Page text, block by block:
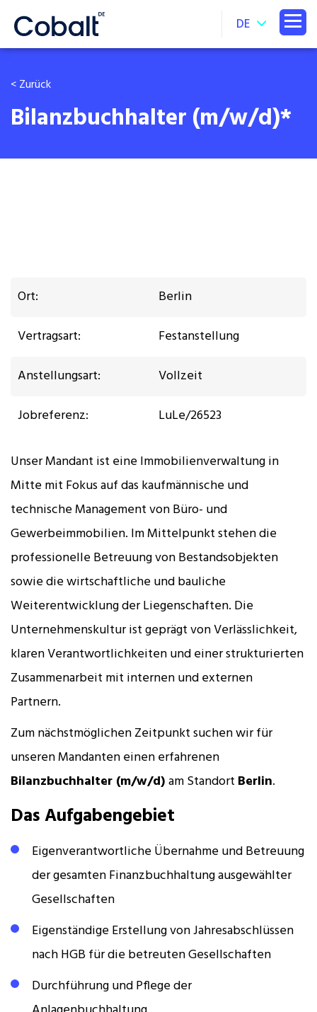
DE
< Zurück
Bilanzbuchhalter (m/w/d)*
Ort:
Berlin
Vertragsart:
Festanstellung
Anstellungsart:
Vollzeit
Jobreferenz:
LuLe/26523
Unser Mandant ist eine Immobilienverwaltung in
Mitte mit Fokus auf das kaufmännische und
technische Management von Büro- und
Gewerbeimmobilien. Im Mittelpunkt stehen die
professionelle Betreuung von Bestandsobjekten
sowie die wirtschaftliche und bauliche
Weiterentwicklung der Liegenschaften. Die
Unternehmenskultur ist geprägt von Verlässlichkeit,
klaren Verantwortlichkeiten und einer strukturierten
Zusammenarbeit mit internen und externen
Partnern.
Zum nächstmöglichen Zeitpunkt suchen wir für
unseren Mandanten einen erfahrenen
Bilanzbuchhalter (m/w/d)am Standort Berlin.
Das Aufgabengebiet
Eigenverantwortliche Übernahme und Betreuung
der gesamten Finanzbuchhaltung ausgewählter
Gesellschaften
Eigenständige Erstellung von Jahresabschlüssen
nach HGB für die betreuten Gesellschaften
Durchführung und Pflege der